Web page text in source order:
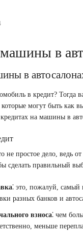
в
в
в кредит? Тогда
могут быть как
на машины в
не простое дело, ведь
сделать правильный
⁚ это, пожалуй,
разных банков и
взноса⁚ чем
меньше